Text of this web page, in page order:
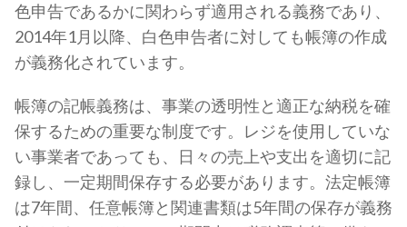
色申告であるかに関わらず適用される義務であり、
2014年1月以降、白色申告者に対しても帳簿の作成
が義務化されています。
帳簿の記帳義務は、事業の透明性と適正な納税を確
保するための重要な制度です。レジを使用していな
い事業者であっても、日々の売上や支出を適切に記
録し、一定期間保存する必要があります。法定帳簿
は7年間、任意帳簿と関連書類は5年間の保存が義務